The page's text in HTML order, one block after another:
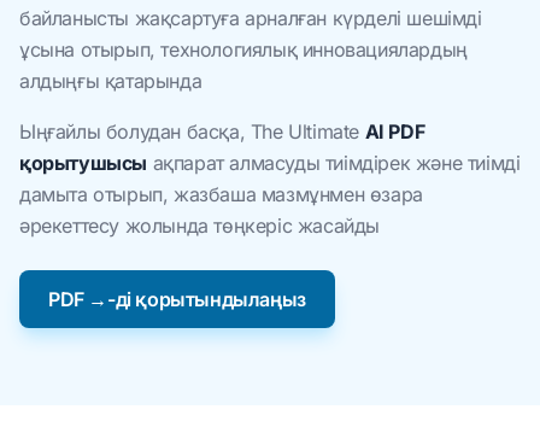
байланысты жақсартуға арналған күрделі шешімді
ұсына отырып, технологиялық инновациялардың
алдыңғы қатарында
Ыңғайлы болудан басқа, The Ultimate AI PDF
қорытушысы ақпарат алмасуды тиімдірек және тиімді
дамыта отырып, жазбаша мазмұнмен өзара
әрекеттесу жолында төңкеріс жасайды
PDF →-ді қорытындылаңыз